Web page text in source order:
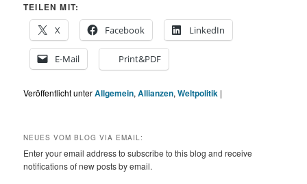
TEILEN MIT:
X
Facebook LinkedIn
E-Mail Print&PDF
Veröffentlicht unterAllgemein,Allianzen,Weltpolitik |
NEUES VOM BLOG VIA EMAIL:
Enter your email address to subscribe to this blog and receive
notifications of new posts by email.